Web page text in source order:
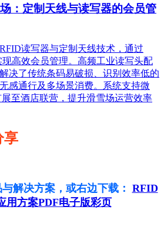
：定制天线与读写器的会员管
读写器与定制天线技术，通过
高效会员管理。高频工业读写头配
决了传统条码易破损、识别效率低的
感通行及多场景消费。系统支持微
至酒店联营，提升滑雪场运营效率
享
解决方案，或右边下载： RFID
用方案PDF电子版彩页